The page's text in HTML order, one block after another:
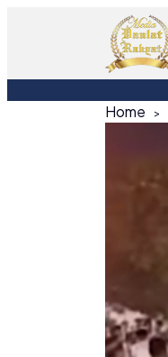
Home